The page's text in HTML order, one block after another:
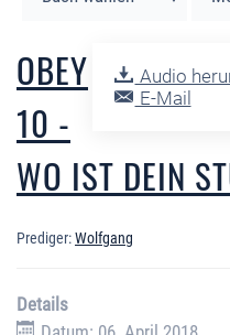
Audio
E-Mail
OBEY
10 -
WO IST DEIN
Prediger:Wolfgang
Details